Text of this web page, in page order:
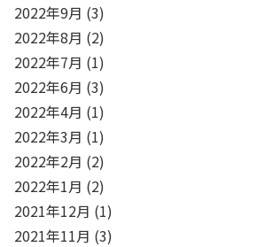
2022年9月 (3)
2022年8月 (2)
2022年7月 (1)
2022年6月 (3)
2022年4月 (1)
2022年3月 (1)
2022年2月 (2)
2022年1月 (2)
2021年12月 (1)
2021年11月 (3)